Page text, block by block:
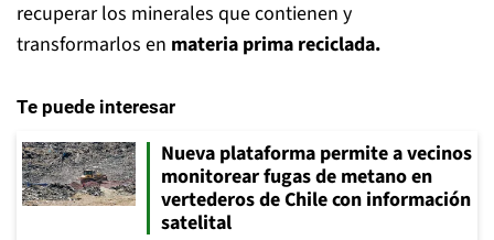
recuperar los minerales que contienen y
transformarlos en materia prima reciclada.
Te puede interesar
Nueva plataforma permite a vecinos
monitorear fugas de metano en
vertederos de Chile con información
satelital